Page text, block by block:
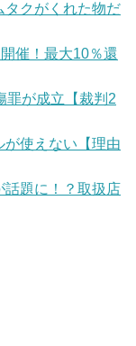
タクがくれた物だ
催！最大10％還
罪が成立【裁判2
使えない【理由
話題に！？取扱店